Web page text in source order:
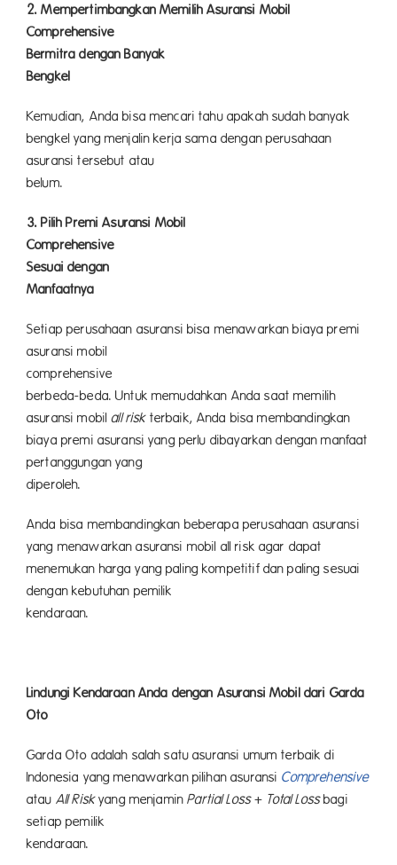
2. Mempertimbangkan Memilih Asuransi Mobil
Comprehensive
Bermitra dengan Banyak
Bengkel
Kemudian, Anda bisa mencari tahu apakah sudah banyak
bengkel yang menjalin kerja sama dengan perusahaan
asuransi tersebut atau
belum.
3. Pilih Premi Asuransi Mobil
Comprehensive
Sesuai dengan
Manfaatnya
Setiap perusahaan asuransi bisa menawarkan biaya premi
asuransi mobil
comprehensive
berbeda-beda. Untuk memudahkan Anda saat memilih
asuransi mobilall riskterbaik, Anda bisa membandingkan
biaya premi asuransi yang perlu dibayarkan dengan manfaat
pertanggungan yang
diperoleh.
Anda bisa membandingkan beberapa perusahaan asuransi
yang menawarkan asuransi mobil all risk agar dapat
menemukan harga yang paling kompetitif dan paling sesuai
dengan kebutuhan pemilik
kendaraan.
Lindungi Kendaraan Anda dengan Asuransi Mobil dari Garda
Oto
Garda Oto adalah salah satu asuransi umum terbaik di
Indonesia yang menawarkan pilihan asuransi Comprehensive
atau All Riskyang menjaminPartial Loss+ Total Lossbagi
setiap pemilik
kendaraan.